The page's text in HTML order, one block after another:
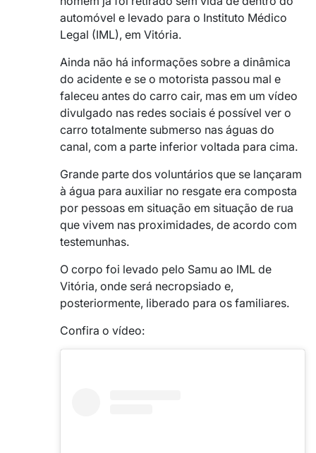
automóvel e levado para o Instituto Médico
Legal (IML), em Vitória.
Ainda não há informações sobre a dinâmica
do acidente e se o motorista passou mal e
faleceu antes do carro cair, mas em um vídeo
divulgado nas redes sociais é possível ver o
carro totalmente submerso nas águas do
canal, com a parte inferior voltada para cima.
Grande parte dos voluntários que se lançaram
à água para auxiliar no resgate era composta
por pessoas em situação em situação de rua
que vivem nas proximidades, de acordo com
testemunhas.
O corpo foi levado pelo Samu ao IML de
Vitória, onde será necropsiado e,
posteriormente, liberado para os familiares.
Confira o vídeo: